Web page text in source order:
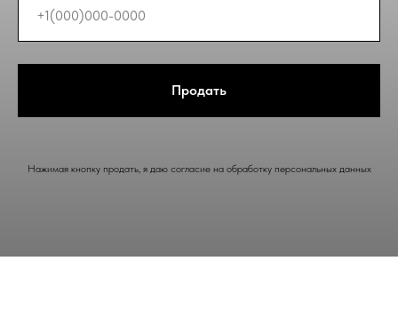
Продать
Нажимая кнопку продать, я даю согласие на обработку персональных данных